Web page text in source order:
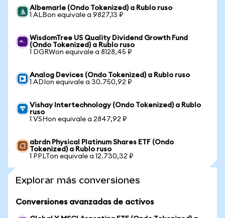
Albemarle (Ondo Tokenized) a Rublo ruso
1 ALBon equivale a 9827,13 ₽
WisdomTree US Quality Dividend Growth Fund
(Ondo Tokenized) a Rublo ruso
1 DGRWon equivale a 8128,45 ₽
Analog Devices (Ondo Tokenized) a Rublo ruso
1 ADIon equivale a 30.750,92 ₽
Vishay Intertechnology (Ondo Tokenized) a Rublo
ruso
1 VSHon equivale a 2847,92 ₽
abrdn Physical Platinum Shares ETF (Ondo
Tokenized) a Rublo ruso
1 PPLTon equivale a 12.730,32 ₽
Explorar más conversiones
Conversiones avanzadas de activos